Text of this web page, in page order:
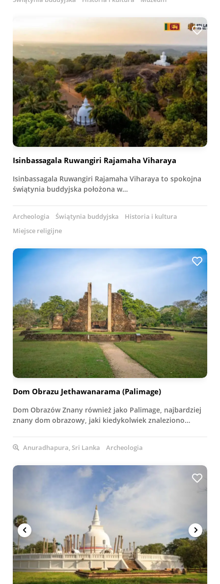
Isinbassagala Ruwangiri Rajamaha Viharaya
Isinbassagala Ruwangiri Rajamaha Viharaya to spokojna
świątynia buddyjska położona w…
Archeologia Świątynia buddyjska
Historia i kultura
Miejsce religijne
Dom Obrazu Jethawanarama (Palimage)
Dom Obrazów Znany również jako Palimage, najbardziej
znany dom obrazowy, jaki kiedykolwiek znaleziono…
Anuradhapura, Sri Lanka Archeologia